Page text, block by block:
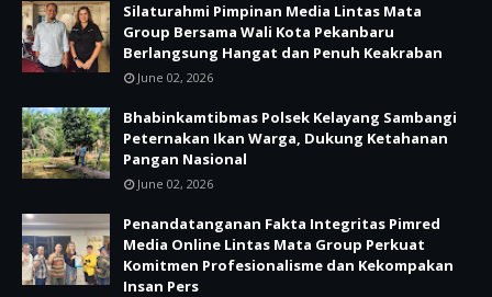
Silaturahmi Pimpinan Media Lintas Mata
Group Bersama Wali Kota Pekanbaru
Berlangsung Hangat dan Penuh Keakraban
June 02, 2026
Bhabinkamtibmas Polsek Kelayang Sambangi
Peternakan Ikan Warga, Dukung Ketahanan
Pangan Nasional
June 02, 2026
Penandatanganan Fakta Integritas Pimred
Media Online Lintas Mata Group Perkuat
Komitmen Profesionalisme dan Kekompakan
Insan Pers